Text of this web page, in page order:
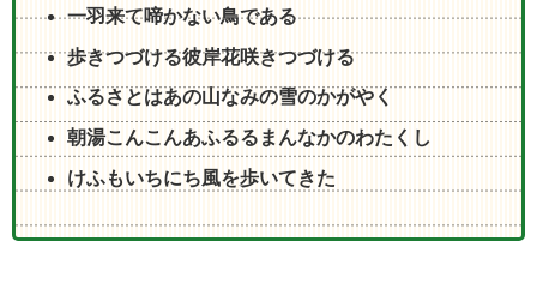
一羽来て啼かない鳥である
歩きつづける彼岸花咲きつづける
ふるさとはあの山なみの雪のかがやく
朝湯こんこんあふるるまんなかのわたくし
けふもいちにち風を歩いてきた